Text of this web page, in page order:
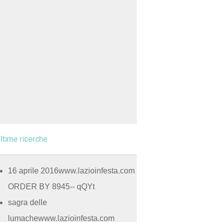
ricerche
16 aprile 2016www.lazioinfesta.com
ORDER BY 8945-- qQYt
sagra delle
lumachewww.lazioinfesta.com